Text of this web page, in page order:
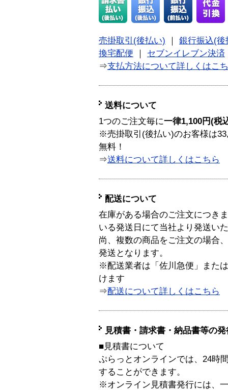
売掛取引(後払い) ｜ 銀行振込(後
換宅配便 ｜ セブンイレブン決済
⇒支払方法について詳しくはこ
送料について
1つのご注文毎に一律1,100円(税
※売掛取引(後払い)のお客様は
無料！
⇒送料について詳しくはこちら
配送について
在庫がある場合のご注文につき
いる発送日にて当社より発送い
尚、複数の商品をご注文の場合
発送となります。
※配送業者は「佐川急便」また
けます
⇒配送について詳しくはこちら
見積書・請求書・納品書等の
■見積書について
ぷらっとオンラインでは、24時
することができます。
※オンライン見積書発行には、